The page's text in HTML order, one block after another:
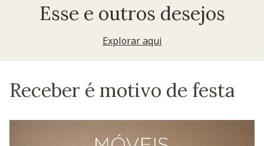
Esse e outros desejos
Explorar aqui
Receber é motivo de festa